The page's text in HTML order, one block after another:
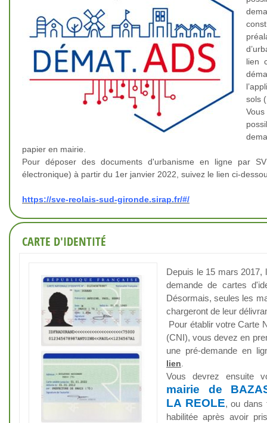
lien
sols
papier en mairie.
Pour déposer des documents d'urbanisme en ligne par
électronique) à partir du 1er janvier 2022, suivez le lien ci-
https://sve-reolais-sud-gironde.sirap.fr/#/
CARTE D'IDENTITÉ
Depuis le 15 mars 2017,
demande de cartes
Désormais, seules les
chargeront de leur
Pour établir votre Carte
(CNI), vous devez en
une pré-demande en
lien
Vous devrez ensuite
mairie de
LA REOLE, ou dans
habilitée après avoir